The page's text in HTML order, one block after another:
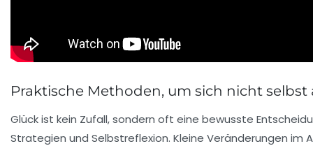
Praktische Methoden, um sich nicht
Glück ist kein Zufall, sondern oft eine bewusste
Strategien und Selbstreflexion. Kleine Veränderungen